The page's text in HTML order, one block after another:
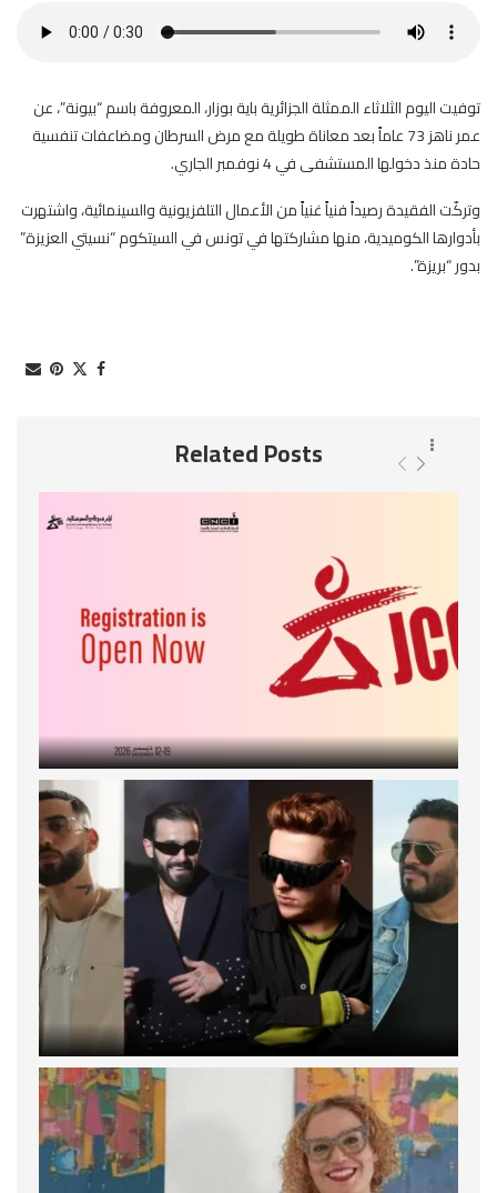
توفيت اليوم الثلاثاء الممثلة الجزائرية باية بوزار، المعروفة باسم “بيونة”، عن
عمر ناهز 73 عاماً بعد معاناة طويلة مع مرض السرطان ومضاعفات تنفسية
حادة منذ دخولها المستشفى في 4 نوفمبر الجاري.
وتركّت الفقيدة رصيداً فنياً غنياً من الأعمال التلفزيونية والسينمائية، واشتهرت
بأدوارها الكوميدية، منها مشاركتها في تونس في السيتكوم “نسيتي العزيزة”
بدور “بريزة”.
Related Posts